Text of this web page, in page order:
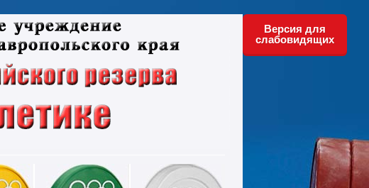
Документы Фотографии
Версия для
слабовидящих